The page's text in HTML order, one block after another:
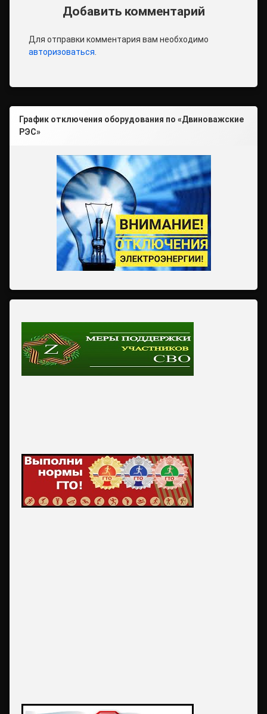
Добавить комментарий
Для отправки комментария вам необходимо
авторизоваться
График отключения оборудования по «Двиноважские
РЭС»